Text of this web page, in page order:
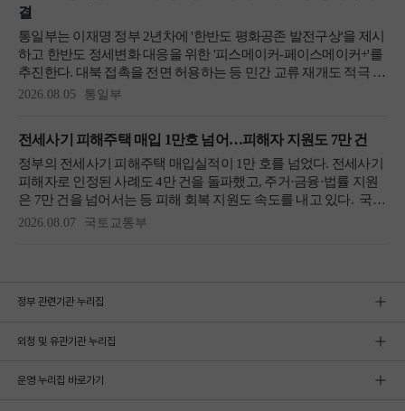
정부 관련기관 누리집
외청 및 유관기관 누리집
운영 누리집 바로가기